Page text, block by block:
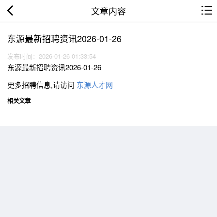
文章内容
东源最新招聘资讯2026-01-26
发布时间：2026-01-26 01:33:54
东源最新招聘资讯2026-01-26
更多招聘信息,请访问 东源人才网
相关文章